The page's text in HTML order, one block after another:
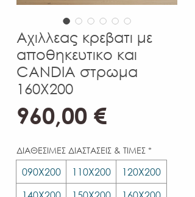
Αχιλλεας κρεβατι με
αποθηκευτικο και
CANDIA στρωμα
160X200
960,00 €Τιμή
ΔΙΑΘΕΣΙΜΕΣ ΔΙΑΣΤΑΣΕΙΣ & ΤΙΜΕΣ *
090Χ200 110Χ200
120Χ200